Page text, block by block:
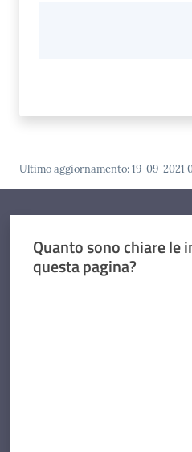
Ultimo aggiornamento:19-09-2021
Quanto sono chiare le
questa pagina?